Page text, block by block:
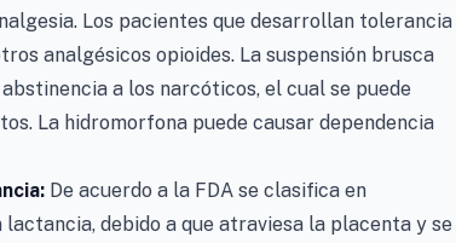
Los pacientes que desarrollan tolerancia
analgésicos opioides. La suspensión brusca
a los narcóticos, el cual se puede
La hidromorfona puede causar dependencia
De acuerdo a la FDA se clasifica en
debido a que atraviesa la placenta y se